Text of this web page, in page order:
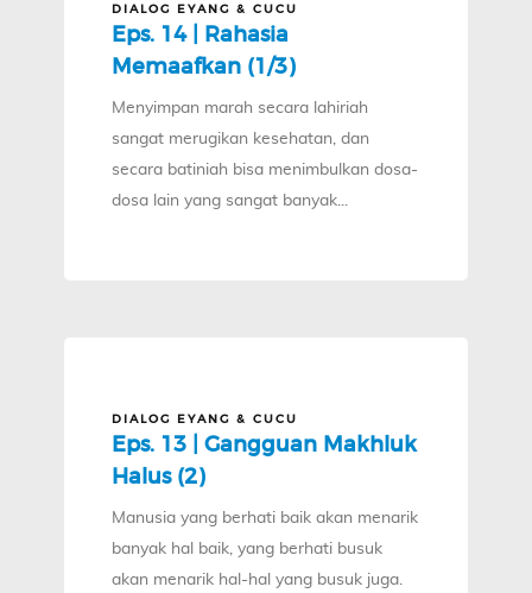
DIALOG EYANG & CUCU
Eps. 14 | Rahasia
Memaafkan (1/3)
Menyimpan marah secara lahiriah
sangat merugikan kesehatan, dan
secara batiniah bisa menimbulkan dosa-
dosa lain yang sangat banyak...
DIALOG EYANG & CUCU
Eps. 13 | Gangguan Makhluk
Halus (2)
Manusia yang berhati baik akan menarik
banyak hal baik, yang berhati busuk
akan menarik hal-hal yang busuk juga.